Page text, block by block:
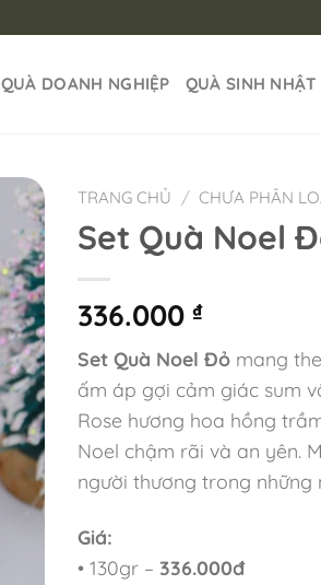
QUÀ DOANH NGHIỆP QUÀ SINH NHẬT
TRANG CHỦ / CHƯA PHÂN
Set Quà Noel
336.000 ₫
Set Quà Noel Đỏ mang
ấm áp gợi cảm giác sum
Rose hương hoa hồng
Noel chậm rãi và an yên.
người thương trong những
Giá:
• 130gr – 336.000đ